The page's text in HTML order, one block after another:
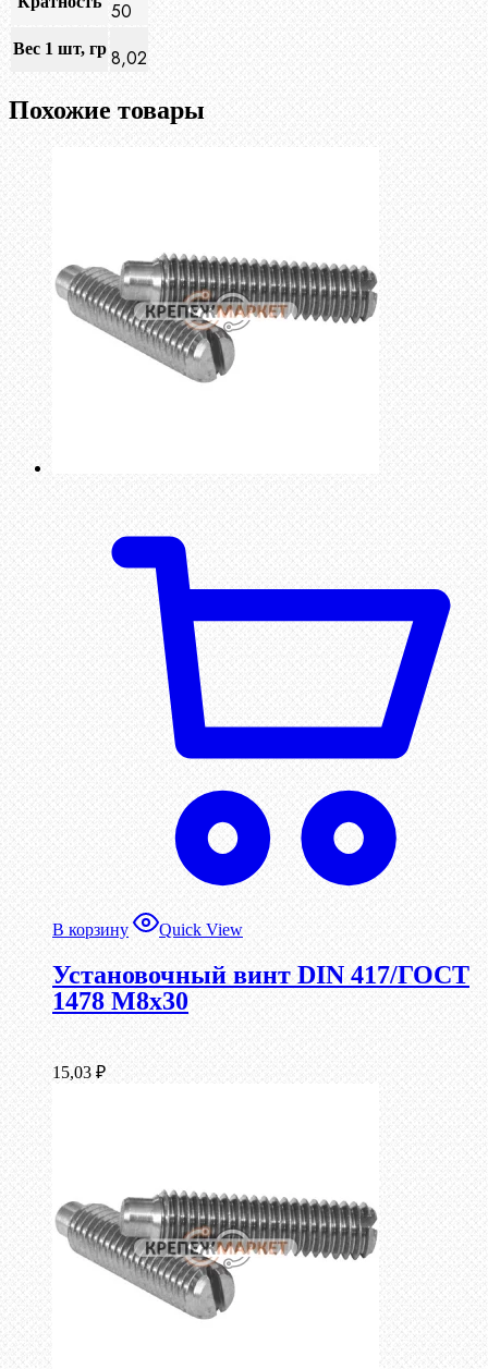
50
Вес 1 шт, гр 8,02
Похожие товары
В корзину Quick View
Установочный винт DIN 417/ГОСТ
1478 М8х30
15,03 ₽